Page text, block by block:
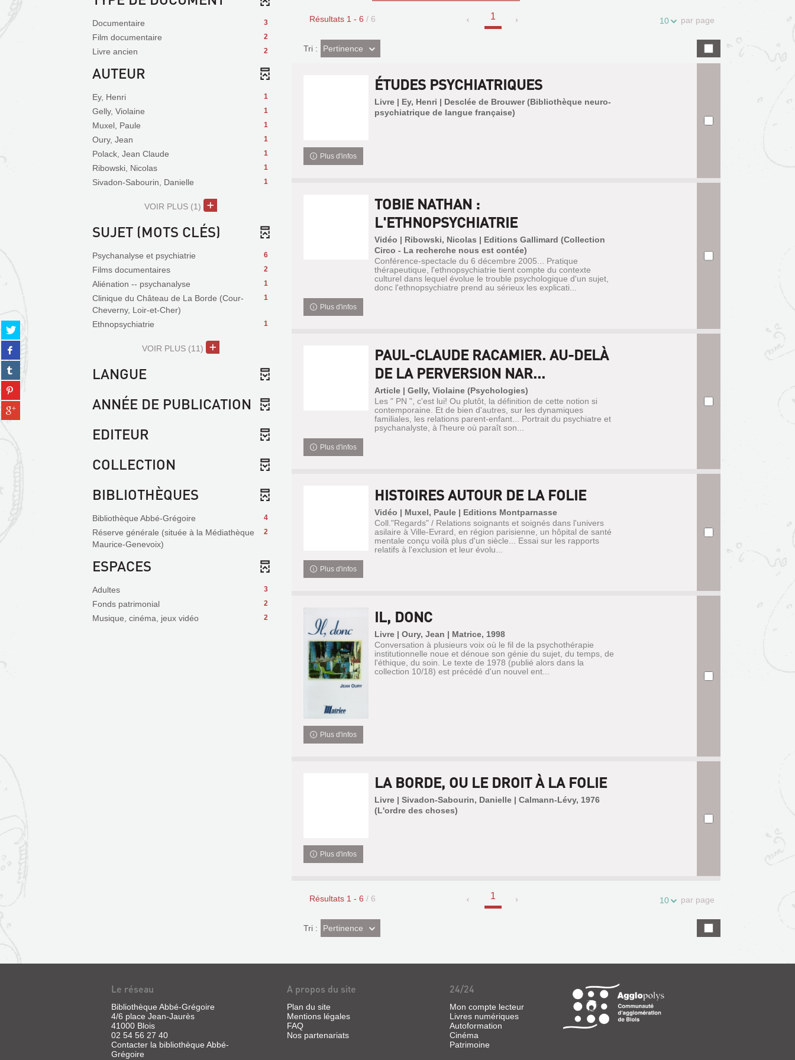
Partager
sur
twitter
(Nouvelle
fenêtre)
Partager
sur
facebook
(Nouvelle
fenêtre)
Partager
sur
tumblr
(Nouvelle
fenêtre)
Partager
sur
pinterest
(Nouvelle
Partager
sur
Résultats 1 - 6 / 6 1 10 par page
Tri :(Effet
imédiat)
Pertinence
ÉTUDES PSYCHIATRIQUES
Livre | Ey, Henri | Desclée de Brouwer (Bibliothèque neuro-
psychiatrique de langue française)
Plus d'infos
TOBIE NATHAN :
L'ETHNOPSYCHIATRIE
Vidéo | Ribowski, Nicolas | Editions Gallimard (Collection
Circo - La recherche nous est contée)
Conférence-spectacle du 6 décembre 2005... Pratique
thérapeutique, l'ethnopsychiatrie tient compte du contexte
culturel dans lequel évolue le trouble psychologique d'un sujet,
donc l'ethnopsychiatre prend au sérieux les explicati...
Plus d'infos
PAUL-CLAUDE RACAMIER. AU-DELÀ
DE LA PERVERSION NAR...
Article | Gelly, Violaine (Psychologies)
Les " PN ", c'est lui! Ou plutôt, la définition de cette notion si
contemporaine. Et de bien d'autres, sur les dynamiques
familiales, les relations parent-enfant... Portrait du psychiatre et
psychanalyste, à l'heure où paraît son...
Plus d'infos
HISTOIRES AUTOUR DE LA FOLIE
Vidéo | Muxel, Paule | Editions Montparnasse
Coll."Regards" / Relations soignants et soignés dans l'univers
asilaire à Ville-Evrard, en région parisienne, un hôpital de santé
mentale conçu voilà plus d'un siècle... Essai sur les rapports
relatifs à l'exclusion et leur évolu...
Plus d'infos
IL, DONC
Livre | Oury, Jean | Matrice, 1998
Conversation à plusieurs voix où le fil de la psychothérapie
institutionnelle noue et dénoue son génie du sujet, du temps, de
l'éthique, du soin. Le texte de 1978 (publié alors dans la
collection 10/18) est précédé d'un nouvel ent...
Plus d'infos
LA BORDE, OU LE DROIT À LA FOLIE
Livre | Sivadon-Sabourin, Danielle | Calmann-Lévy, 1976
(L'ordre des choses)
Plus d'infos
Résultats 1 - 6 / 6 1 10 par page
Tri :(Effet
imédiat)
Pertinence
3
Documentaire
2
Film documentaire
2
Livre ancien
AUTEUR
1
Ey, Henri
1
Gelly, Violaine
1
Muxel, Paule
1
Oury, Jean
1
Polack, Jean Claude
1
Ribowski, Nicolas
1
Sivadon-Sabourin, Danielle
VOIR PLUS (1)
SUJET (MOTS CLÉS)
6
Psychanalyse et psychiatrie
2
Films documentaires
1
Aliénation -- psychanalyse
1
Clinique du Château de La Borde (Cour-
Cheverny, Loir-et-Cher)
1
Ethnopsychiatrie
VOIR PLUS (11)
LANGUE
ANNÉE DE PUBLICATION
EDITEUR
COLLECTION
BIBLIOTHÈQUES
4
Bibliothèque Abbé-Grégoire
2
Réserve générale (située à la Médiathèque
Maurice-Genevoix)
ESPACES
3
Adultes
2
Fonds patrimonial
2
Musique, cinéma, jeux vidéo
Le réseau
Bibliothèque Abbé-Grégoire
4/6 place Jean-Jaurès
41000 Blois
02 54 56 27 40
Contacter la bibliothèque Abbé-
Grégoire
A propos du site
Plan du site
Mentions légales
FAQ
Nos partenariats
24/24
Mon compte lecteur
Livres numériques
Autoformation
Cinéma
Patrimoine